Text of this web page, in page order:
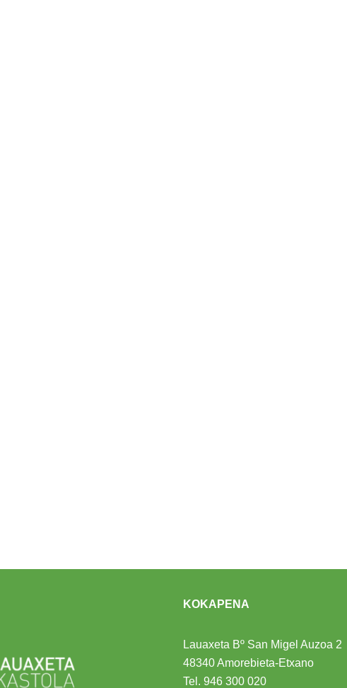
KOKAPENA
Lauaxeta Bº San Migel Auzoa 2
48340 Amorebieta-Etxano
Tel.946 300 020